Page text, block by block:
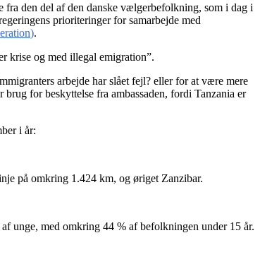
fra den del af den danske vælgerbefolkning, som i dag i
prioriteringer for samarbejde med
).
krise og med illegal emigration”.
arbejde har slået fejl? eller for at være mere
for beskyttelse fra ambassaden, fordi Tanzania er
i år:
på omkring 1.424 km, og øriget Zanzibar.
unge, med omkring 44 % af befolkningen under 15 år.